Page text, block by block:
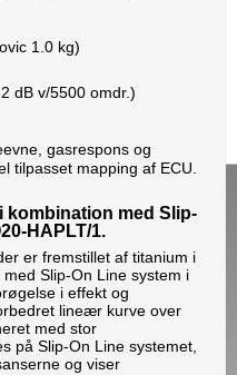
1.0 kg)
dB v/5500 omdr.)
gasrespons og
tilpasset mapping af ECU.
kombination med Slip-
HAPLT/1.
er fremstillet af titanium i
Slip-On Line system i
i effekt og
lineær kurve over
med stor
på Slip-On Line systemet,
og viser